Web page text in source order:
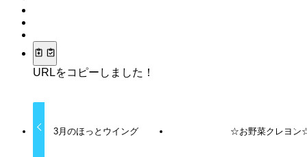
URLをコピーしました！
3月のほっとウイング ☆お野菜クレヨン